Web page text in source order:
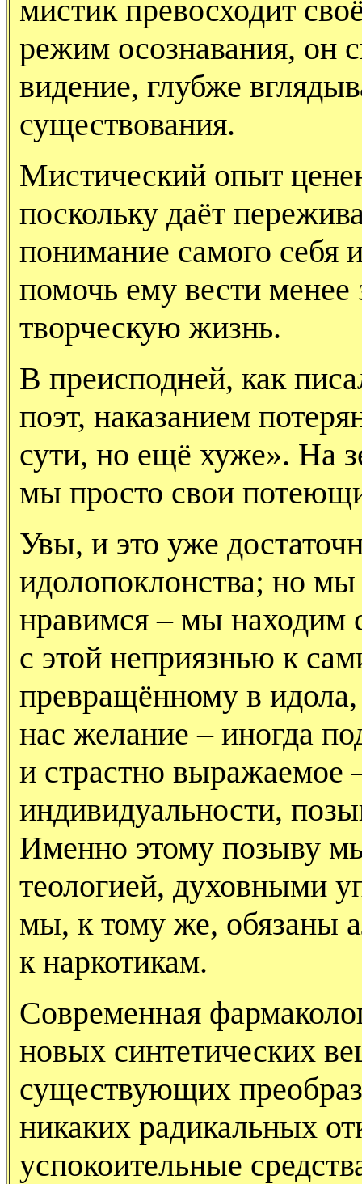
мистик превосходит
режим осознавания, он
видение, глубже
существования.
Мистический опыт
поскольку даёт
понимание самого себя
помочь ему вести
творческую жизнь.
В преисподней, как
поэт, наказанием
сути, но ещё хуже». На
мы просто свои
Увы, и это уже
идолопоклонства; но мы
нравимся – мы находим
с этой неприязнью к
превращённому в
нас желание – иногда
и страстно выражаемое
индивидуальности,
Именно этому позыву
теологией, духовными
мы, к тому же, обязаны
к наркотикам.
Современная
новых синтетических
существующих
никаких радикальных
успокоительные